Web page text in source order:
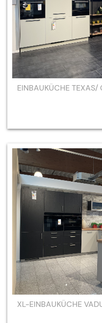
EINBAUKÜCHE TEXAS/
XL-EINBAUKÜCHE